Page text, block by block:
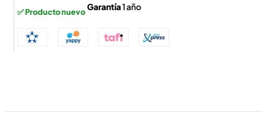
✅ Producto nuevoGarantía1 año